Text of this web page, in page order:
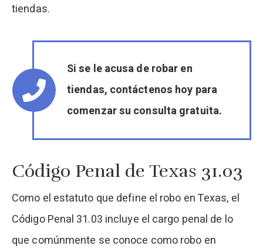
tiendas.
Si se le acusa de robar en
tiendas, contáctenos hoy para
comenzar su consulta gratuita.
Código Penal de Texas 31.03
Como el estatuto que define el robo en Texas, el
Código Penal 31.03 incluye el cargo penal de lo
que comúnmente se conoce como robo en